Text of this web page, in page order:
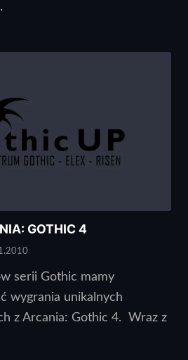
GOTHIC 4
serii Gothic mamy
wygrania unikalnych
z Arcania: Gothic 4. Wraz z